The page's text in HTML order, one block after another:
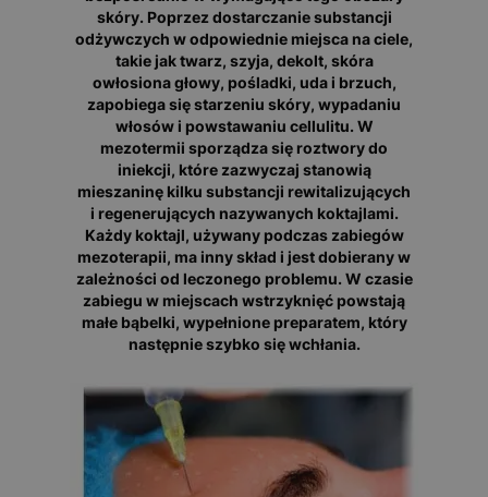
skóry. Poprzez dostarczanie substancji
odżywczych w odpowiednie miejsca na ciele,
takie jak twarz, szyja, dekolt, skóra
owłosiona głowy, pośladki, uda i brzuch,
zapobiega się starzeniu skóry, wypadaniu
włosów i powstawaniu cellulitu. W
mezotermii sporządza się roztwory do
iniekcji, które zazwyczaj stanowią
mieszaninę kilku substancji rewitalizujących
i regenerujących nazywanych koktajlami.
Każdy koktajl, używany podczas zabiegów
mezoterapii, ma inny skład i jest dobierany w
zależności od leczonego problemu. W czasie
zabiegu w miejscach wstrzyknięć powstają
małe bąbelki, wypełnione preparatem, który
następnie szybko się wchłania.